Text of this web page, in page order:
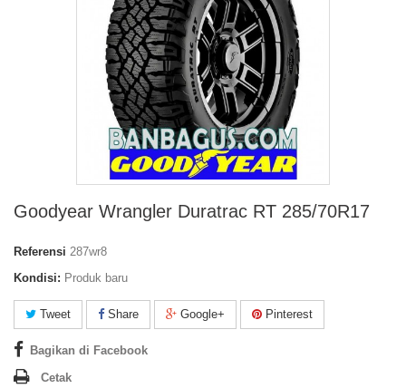
Goodyear Wrangler Duratrac RT 285/70R17
Referensi 287wr8
Kondisi: Produk baru
Tweet Share Google+ Pinterest
Bagikan di Facebook
Cetak